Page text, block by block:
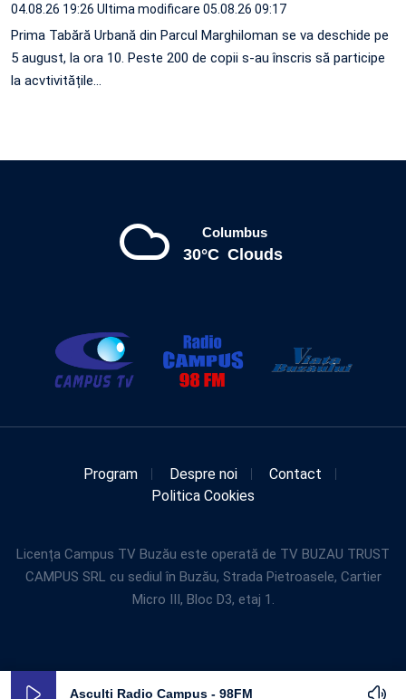
04.08.26 19:26 Ultima modificare 05.08.26 09:17
Prima Tabără Urbană din Parcul Marghiloman se va deschide pe
5 august, la ora 10. Peste 200 de copii s-au înscris să participe
la acvtivitățile…
Columbus
30°C Clouds
Program Despre noi
Contact
Politica Cookies
Licența Campus TV Buzău este operată de TV BUZAU TRUST
CAMPUS SRL cu sediul în Buzău, Strada Pietroasele, Cartier
Micro III, Bloc D3, etaj 1.
Asculti Radio Campus - 98FM